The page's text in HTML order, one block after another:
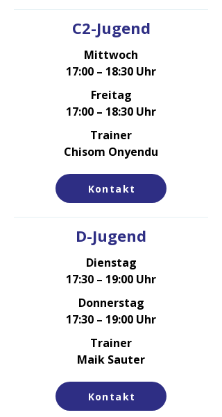
C2-Jugend
Mittwoch
17:00 – 18:30 Uhr
Freitag
17:00 – 18:30 Uhr
Trainer
Chisom Onyendu
Kontakt
D-Jugend
Dienstag
17:30 – 19:00 Uhr
Donnerstag
17:30 – 19:00 Uhr
Trainer
Maik Sauter
Kontakt